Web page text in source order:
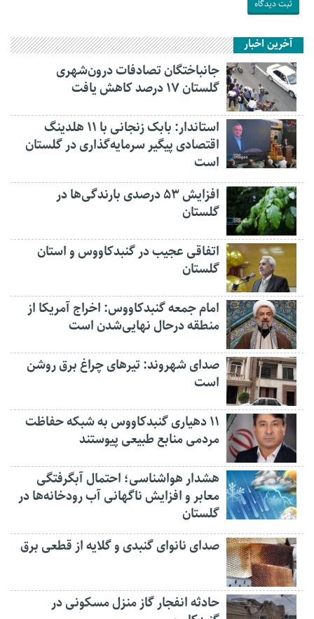
آخرین اخبار
جانباختگان تصادفات درون‌شهری
گلستان ۱۷ درصد کاهش یافت
استاندار: بابک زنجانی با ۱۱ هلدینگ
اقتصادی پیگیر سرمایه‌گذاری در گلستان
است
افزایش ۵۳ درصدی بارندگی‌ها در
گلستان
اتفاقی عجیب در‌ گنبدکاووس و استان
گلستان
امام جمعه گنبدکاووس: اخراج آمریکا از
منطقه درحال نهایی‌شدن است
صدای شهروند: تیرهای چراغ برق روشن
است
۱۱ دهیاری گنبدکاووس به شبکه حفاظت
مردمی منابع طبیعی پیوستند
هشدار هواشناسی؛ احتمال آبگرفتگی
معابر و افزایش ناگهانی آب رودخانه‌ها در
گلستان
صدای نانوای گنبدی و گلایه از قطعی برق
حادثه انفجار گاز منزل مسکونی در